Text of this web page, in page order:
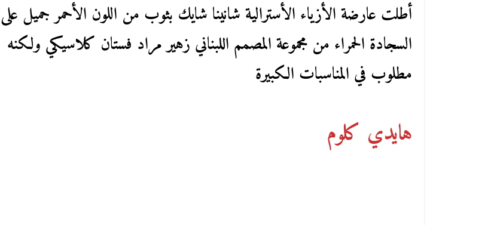
أطلت عارضة الأزياء الأسترالية شانينا شايك بثوب من اللون الأحمر جميل على
السجادة الحمراء من مجموعة المصمم اللبناني زهير مراد فستان كلاسيكي ولكنه
مطلوب في المناسبات الكبيرة
هايدي كلوم